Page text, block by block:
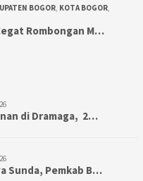
BOGOR KOTA BOGOR
Rombongan M…
di Dramaga, 2…
Sunda, Pemkab B…